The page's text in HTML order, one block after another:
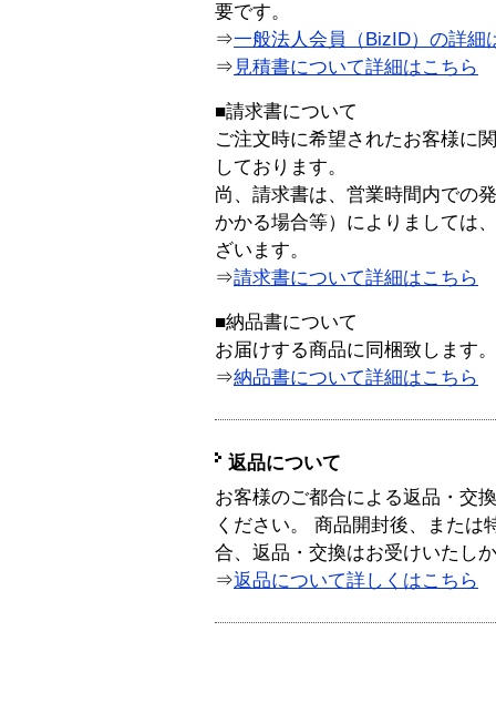
要です。
⇒一般法人会員（BizID）の詳細
⇒ 見積書について詳細はこちら
■請求書について
ご注文時に希望されたお客様に
しております。
尚、請求書は、営業時間内での
かかる場合等）によりましては
ざいます。
⇒請求書について詳細はこちら
■納品書について
お届けする商品に同梱致します。
⇒納品書について詳細はこちら
返品について
お客様のご都合による返品・交
ください。 商品開封後、または
合、返品・交換はお受けいたし
⇒返品について詳しくはこちら